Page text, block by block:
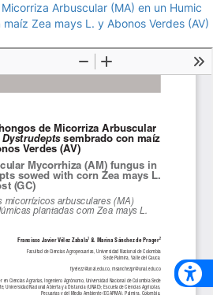
Arbuscular (MA) en un Humic
Zea mays L. y Abonos Verdes (AV)